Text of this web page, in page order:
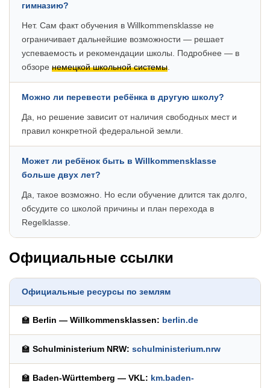
гимназию?
Нет. Сам факт обучения в Willkommensklasse не
ограничивает дальнейшие возможности — решает
успеваемость и рекомендации школы. Подробнее — в
обзоре немецкой школьной системы.
Можно ли перевести ребёнка в другую школу?
Да, но решение зависит от наличия свободных мест и
правил конкретной федеральной земли.
Может ли ребёнок быть в Willkommensklasse
больше двух лет?
Да, такое возможно. Но если обучение длится так долго,
обсудите со школой причины и план перехода в
Regelklasse.
Официальные ссылки
Официальные ресурсы по землям
🏫 Berlin — Willkommensklassen: berlin.de
🏫 Schulministerium NRW: schulministerium.nrw
🏫 Baden-Württemberg — VKL: km.baden-